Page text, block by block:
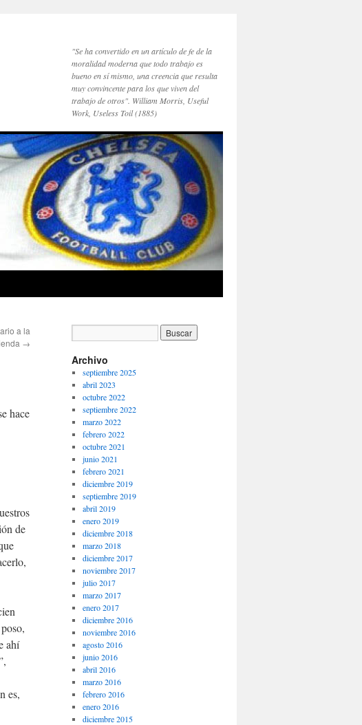
"Se ha convertido en un artículo de fe de la
moralidad moderna que todo trabajo es
bueno en sí mismo, una creencia que resulta
muy convincente para los que viven del
trabajo de otros". William Morris, Useful
Work, Useless Toil (1885)
a la
→
hace
de
ahí
es,
Archivo
septiembre 2025
abril 2023
octubre 2022
septiembre 2022
marzo 2022
febrero 2022
octubre 2021
junio 2021
febrero 2021
diciembre 2019
septiembre 2019
abril 2019
enero 2019
diciembre 2018
marzo 2018
diciembre 2017
noviembre 2017
julio 2017
marzo 2017
enero 2017
diciembre 2016
noviembre 2016
agosto 2016
junio 2016
abril 2016
marzo 2016
febrero 2016
enero 2016
diciembre 2015